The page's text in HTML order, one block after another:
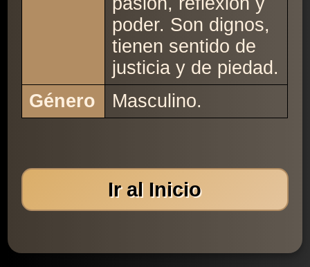
poder. Son dignos,
tienen sentido de
justicia y de piedad.
Género
Masculino.
Ir al Inicio